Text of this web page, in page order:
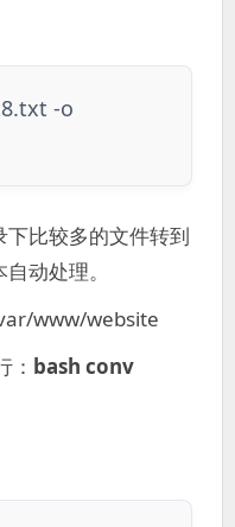
-o
比较多的文件转到
动处理。
www/website
： bash conv